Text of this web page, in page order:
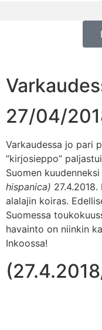
27/04/
Varkaudessa jo pari
”kirjosieppo”
Suomen kuudenneksi
hispanica)
alalajin koiras.
Suomessa
havainto on niinkin
Inkoossa!